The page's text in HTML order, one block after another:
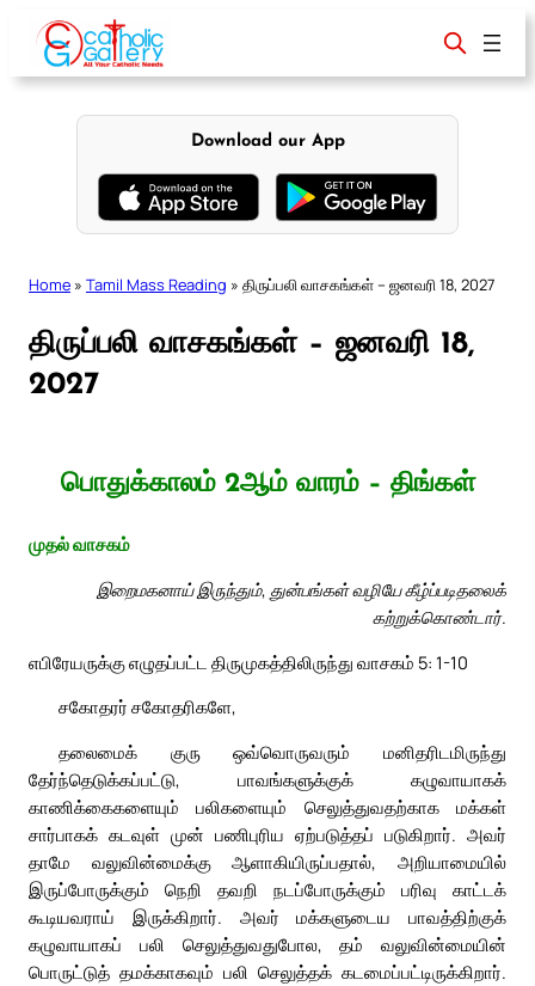
content
Download our App
Home » Tamil Mass Reading » திருப்பலி வாசகங்கள் – ஜனவரி 18, 2027
திருப்பலி வாசகங்கள் – ஜனவரி 18,
2027
பொதுக்காலம் 2ஆம் வாரம் – திங்கள்
முதல் வாசகம்
இறைமகனாய் இருந்தும், துன்பங்கள் வழியே கீழ்ப்படிதலைக்
கற்றுக்கொண்டார்.
எபிரேயருக்கு எழுதப்பட்ட திருமுகத்திலிருந்து வாசகம் 5: 1-10
சகோதரர் சகோதரிகளே,
தலைமைக் குரு ஒவ்வொருவரும் மனிதரிடமிருந்து
தேர்ந்தெடுக்கப்பட்டு, பாவங்களுக்குக் கழுவாயாகக்
காணிக்கைகளையும் பலிகளையும் செலுத்துவதற்காக மக்கள்
சார்பாகக் கடவுள் முன் பணிபுரிய ஏற்படுத்தப் படுகிறார். அவர்
தாமே வலுவின்மைக்கு ஆளாகியிருப்பதால், அறியாமையில்
இருப்போருக்கும் நெறி தவறி நடப்போருக்கும் பரிவு காட்டக்
கூடியவராய் இருக்கிறார். அவர் மக்களுடைய பாவத்திற்குக்
கழுவாயாகப் பலி செலுத்துவதுபோல, தம் வலுவின்மையின்
பொருட்டுத் தமக்காகவும் பலி செலுத்தக் கடமைப்பட்டிருக்கிறார்.